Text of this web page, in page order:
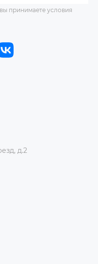
принимаете условия
д.2